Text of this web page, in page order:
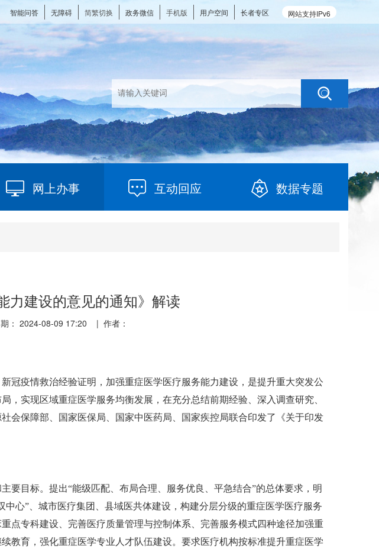
网站支持IPv6
智能问答 无障碍 简繁切换 政务微信 手机版 用户空间 长者专区
网上办事 互动回应 数据专题
力建设的意见的通知》解读
： 2024-08-09 17:20 | 作者：
冠疫情救治经验证明，加强重症医学医疗服务能力建设，是提升重大突发公
实现区域重症医学服务均衡发展，在充分总结前期经验、深入调查研究、
会保障部、国家医保局、国家中医药局、国家疾控局联合印发了《关于印发
要目标。提出“能级匹配、布局合理、服务优良、平急结合”的总体要求，明
心”、城市医疗集团、县域医共体建设，构建分层分级的重症医学医疗服务
点专科建设、完善医疗质量管理与控制体系、完善服务模式四种途径加强重
教育，强化重症医学专业人才队伍建设。要求医疗机构按标准提升重症医学